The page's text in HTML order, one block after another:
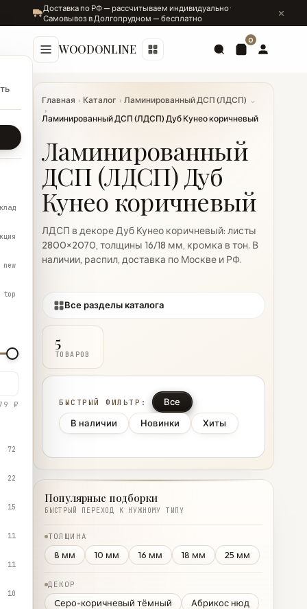
Доставка по РФ — рассчитываем индивидуально ·
Самовывоз в Долгопрудном — бесплатно
WOODONLINE
0
Главная › Каталог › Ламинированный ДСП (ЛДСП) ⌄
›
Ламинированный ДСП (ЛДСП) Дуб Кунео коричневый
Ламинированный
ДСП (ЛДСП) Дуб
Кунео коричневый
ЛДСП в декоре Дуб Кунео коричневый: листы
2800×2070, толщины 16/18 мм, кромка в тон. В
наличии, распил, доставка по Москве и РФ.
Все разделы каталога
5
ТОВАРОВ
БЫСТРЫЙ ФИЛЬТР:
Все
В наличии
Новинки Хиты
new
top
₽
72
22
15
11
11
10
Популярные подборки
БЫСТРЫЙ ПЕРЕХОД К НУЖНОМУ ТИПУ
ТОЛЩИНА
8 мм 10 мм 16 мм 18 мм 25 мм
ДЕКОР
Cеро-коричневый тёмный
Абрикос нюд